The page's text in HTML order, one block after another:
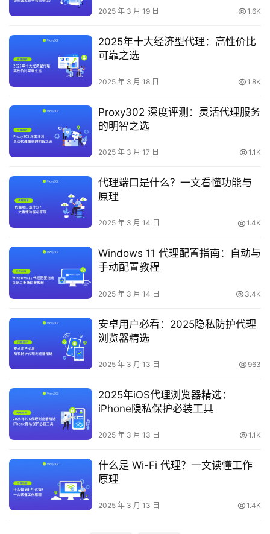
2025 年 3 月 19 日 1.6K
2025年十大经济型代理：高性价比
可靠之选
2025 年 3 月 18 日 1.8K
Proxy302 深度评测：灵活代理服务
的明智之选
2025 年 3 月 17 日 1.1K
代理端口是什么？一文看懂功能与
原理
2025 年 3 月 14 日 1.4K
Windows 11 代理配置指南：自动与
手动配置教程
2025 年 3 月 14 日 3.4K
安卓用户必看：2025隐私防护代理
浏览器精选
2025 年 3 月 13 日 963
2025年iOS代理浏览器精选：
iPhone隐私保护必装工具
2025 年 3 月 13 日 1.1K
什么是 Wi-Fi 代理？一文读懂工作
原理
2025 年 3 月 13 日 1.4K